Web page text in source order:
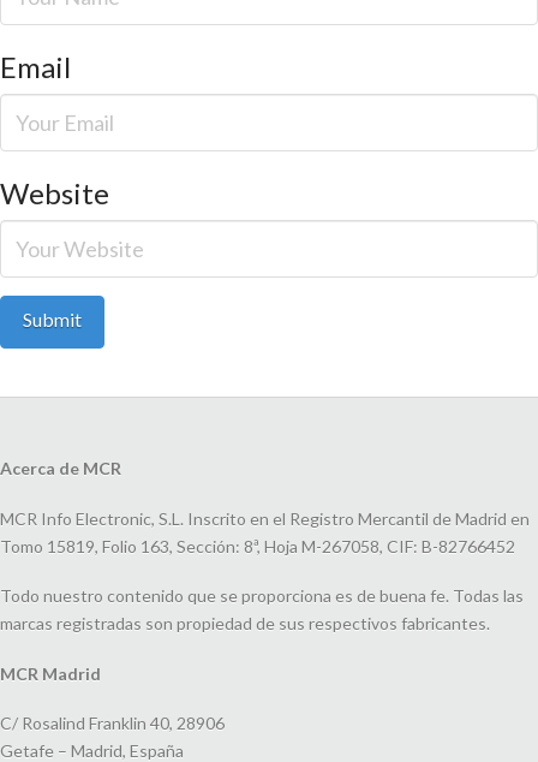
Email
Website
Acerca de MCR
MCR Info Electronic, S.L. Inscrito en el Registro Mercantil de Madrid en
Tomo 15819, Folio 163, Sección: 8ª, Hoja M-267058, CIF: B-82766452
Todo nuestro contenido que se proporciona es de buena fe. Todas las
marcas registradas son propiedad de sus respectivos fabricantes.
MCR Madrid
C/ Rosalind Franklin 40, 28906
Getafe – Madrid, España